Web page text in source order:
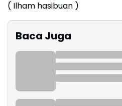
( Ilham hasibuan )
Baca Juga